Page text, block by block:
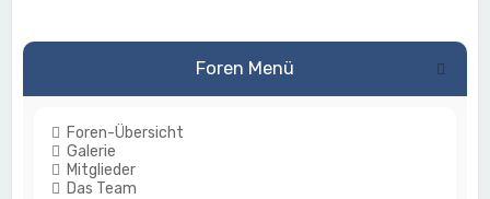
Foren Menü
Foren-Übersicht
Galerie
Mitglieder
Das Team